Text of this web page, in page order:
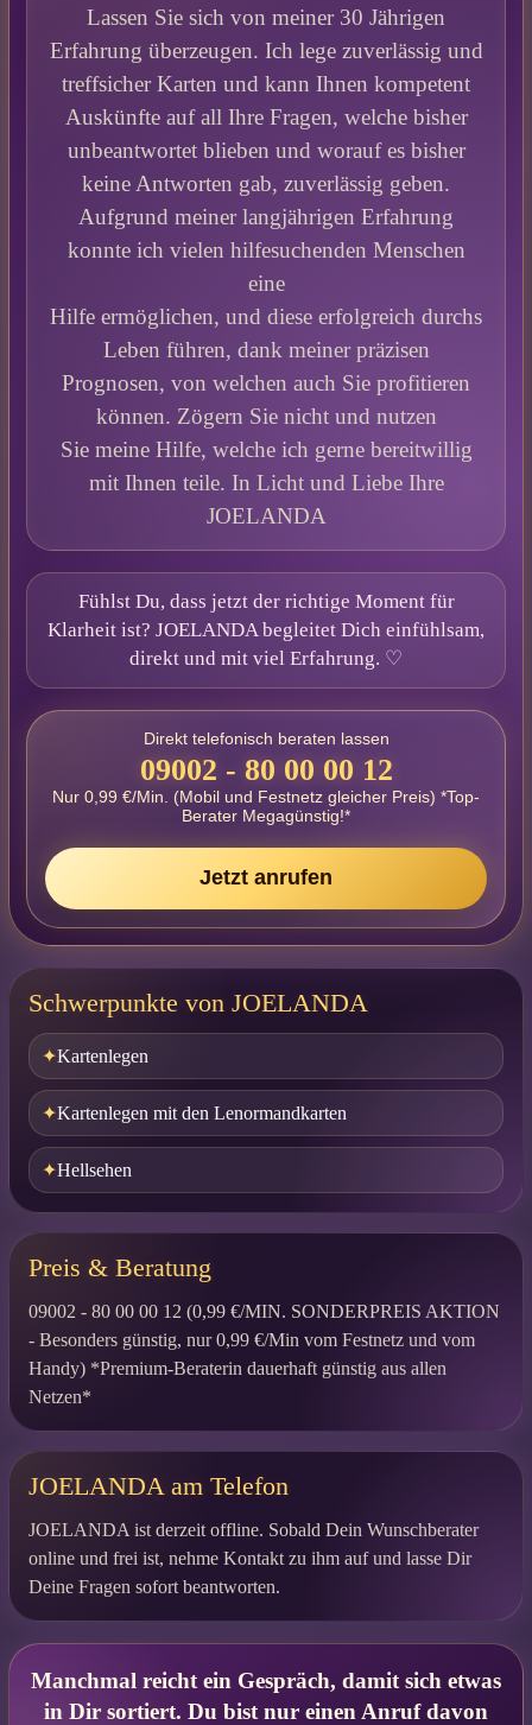
Lassen Sie sich von meiner 30 Jährigen
Erfahrung überzeugen. Ich lege zuverlässig und
treffsicher Karten und kann Ihnen kompetent
Auskünfte auf all Ihre Fragen, welche bisher
unbeantwortet blieben und worauf es bisher
keine Antworten gab, zuverlässig geben.
Aufgrund meiner langjährigen Erfahrung
konnte ich vielen hilfesuchenden Menschen
eine
Hilfe ermöglichen, und diese erfolgreich durchs
Leben führen, dank meiner präzisen
Prognosen, von welchen auch Sie profitieren
können. Zögern Sie nicht und nutzen
Sie meine Hilfe, welche ich gerne bereitwillig
mit Ihnen teile. In Licht und Liebe Ihre
JOELANDA
Fühlst Du, dass jetzt der richtige Moment für
Klarheit ist? JOELANDA begleitet Dich einfühlsam,
direkt und mit viel Erfahrung. ♡
Direkt telefonisch beraten lassen
09002 - 80 00 00 12
Nur 0,99 €/Min. (Mobil und Festnetz gleicher Preis) *Top-
Berater Megagünstig!*
Jetzt anrufen
Schwerpunkte von JOELANDA
Kartenlegen
Kartenlegen mit den Lenormandkarten
Hellsehen
Preis & Beratung
09002 - 80 00 00 12 (0,99 €/MIN. SONDERPREIS AKTION
- Besonders günstig, nur 0,99 €/Min vom Festnetz und vom
Handy) *Premium-Beraterin dauerhaft günstig aus allen
Netzen*
JOELANDA am Telefon
JOELANDA ist derzeit offline. Sobald Dein Wunschberater
online und frei ist, nehme Kontakt zu ihm auf und lasse Dir
Deine Fragen sofort beantworten.
Manchmal reicht ein Gespräch, damit sich etwas
in Dir sortiert. Du bist nur einen Anruf davon